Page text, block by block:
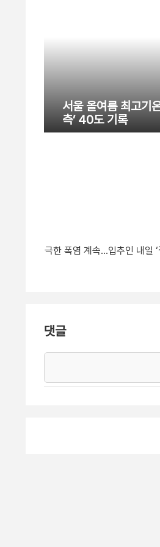
서울 올여름 최고기
측’ 40도 기록
극한 폭염 계속…입추인 내일 ‘
댓글